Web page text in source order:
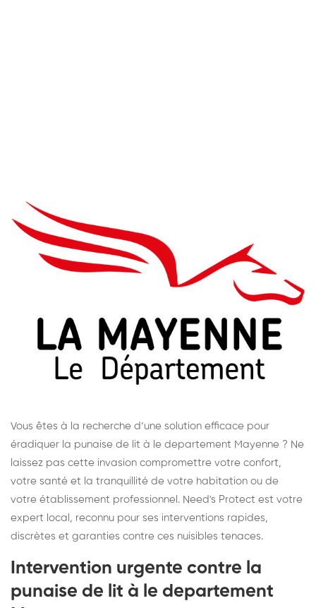
Vous êtes à la recherche d’une solution efficace pour
éradiquer la punaise de lit à le departement Mayenne ? Ne
laissez pas cette invasion compromettre votre confort,
votre santé et la tranquillité de votre habitation ou de
votre établissement professionnel. Need's Protect est votre
expert local, reconnu pour ses interventions rapides,
discrètes et garanties contre ces nuisibles tenaces.
Intervention urgente contre la
punaise de lit à le departement